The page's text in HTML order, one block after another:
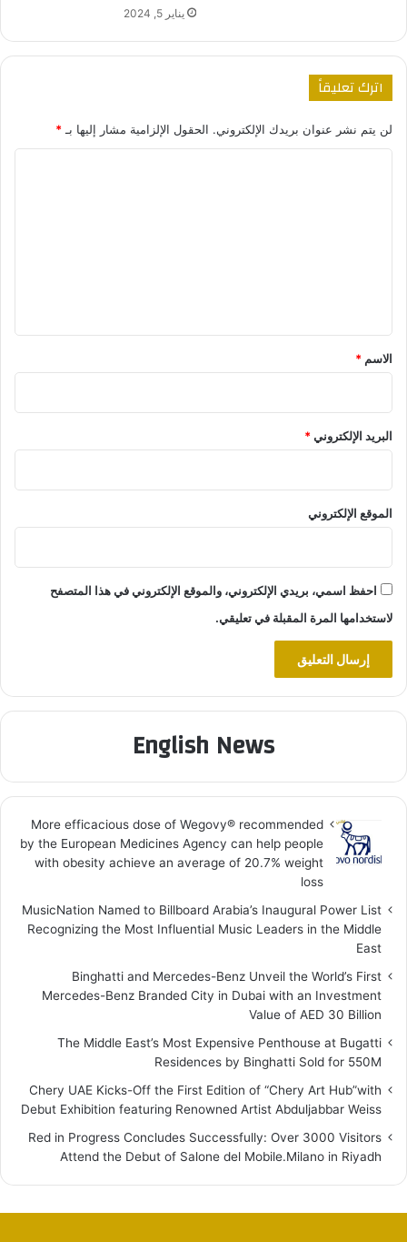
يناير 5, 2024
اترك تعليقاً
لن يتم نشر عنوان بريدك الإلكتروني. الحقول الإلزامية مشار إليها بـ *
*
الاسم *
البريد الإلكتروني*
الموقع الإلكتروني
احفظ اسمي، بريدي الإلكتروني، والموقع الإلكتروني في هذا المتصفح
لاستخدامها المرة المقبلة في تعليقي.
English News
More efficacious dose of Wegovy®️ recommended
by the European Medicines Agency can help people
with obesity achieve an average of 20.7% weight
loss
MusicNation Named to Billboard Arabia’s Inaugural Power List
Recognizing the Most Influential Music Leaders in the Middle
East
Binghatti and Mercedes-Benz Unveil the World’s First
Mercedes-Benz Branded City in Dubai with an Investment
Value of AED 30 Billion
The Middle East’s Most Expensive Penthouse at Bugatti
Residences by Binghatti Sold for 550M
Chery UAE Kicks-Off the First Edition of “Chery Art Hub”with
Debut Exhibition featuring Renowned Artist Abduljabbar Weiss
Red in Progress Concludes Successfully: Over 3000 Visitors
Attend the Debut of Salone del Mobile.Milano in Riyadh